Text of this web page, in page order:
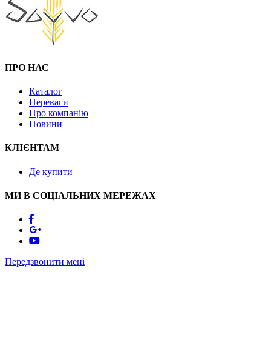
ПРО НАС
Каталог
Переваги
Про компанію
Новини
КЛІЄНТАМ
Де купити
МИ В СОЦІАЛЬНИХ МЕРЕЖАХ
Передзвонити мені